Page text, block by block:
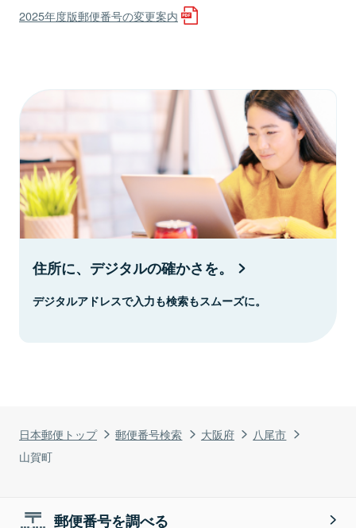
日本郵便トップ 郵便番号検索 大阪府
八尾市
山賀町
2025年度版郵便番号の変更案内
住所に、デジタルの確かさを。
デジタルアドレスで入力も検索もスムーズに。
郵便番号を調べる